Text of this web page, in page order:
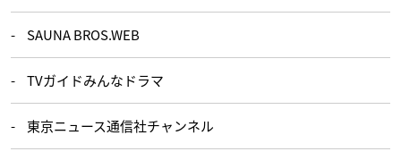
SAUNA BROS.WEB
TVガイドみんなドラマ
東京ニュース通信社チャンネル